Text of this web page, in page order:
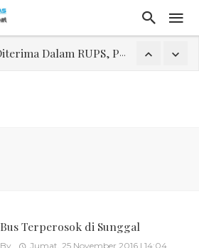
Laporan Keuangan Diterima Dalam RUPS, Pelaporan Hingga Penahanan Mantan Direktur PT GKS Dinilai Rancu
Bus Terperosok di Sunggal
By Jumat, 25 November 2016 | 14:04